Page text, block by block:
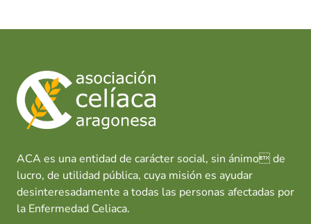
ACA es una entidad de carácter social, sin ánimo de
lucro, de utilidad pública, cuya misión es ayudar
desinteresadamente a todas las personas afectadas por
la Enfermedad Celiaca.